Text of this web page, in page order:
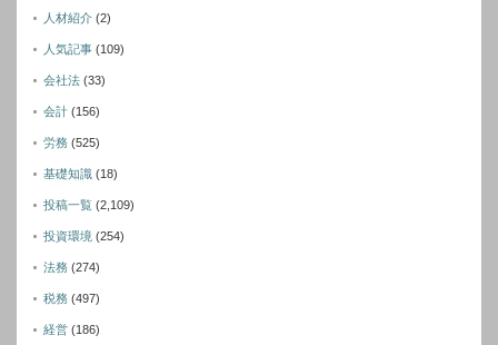
人材紹介 (2)
人気記事 (109)
会社法 (33)
会計 (156)
労務 (525)
基礎知識 (18)
投稿一覧 (2,109)
投資環境 (254)
法務 (274)
税務 (497)
経営 (186)